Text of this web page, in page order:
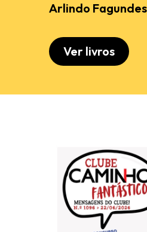
Arlindo Fagundes
Ver livros